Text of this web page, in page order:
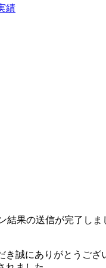
績
結果の送信が完了しま
誠にありがとうござ